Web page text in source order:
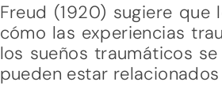
Freud (1920) sugiere
cómo las experiencias
los sueños traumáticos
pueden estar